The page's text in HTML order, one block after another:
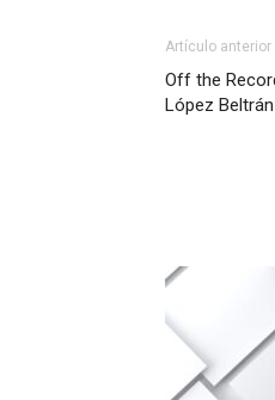
Artículo anterior
Off the
López Beltrán